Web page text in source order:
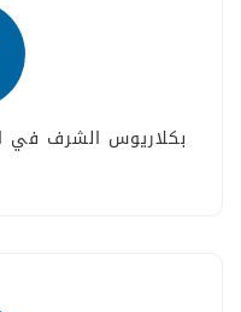
بكلاريوس الشرف في